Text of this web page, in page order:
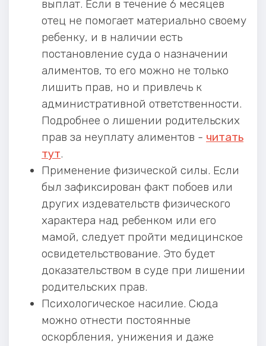
выплат. Если в течение 6 месяцев
отец не помогает материально своему
ребенку, и в наличии есть
постановление суда о назначении
алиментов, то его можно не только
лишить прав, но и привлечь к
административной ответственности.
Подробнее о лишении родительских
прав за неуплату алиментов - читать
тут.
Применение физической силы. Если
был зафиксирован факт побоев или
других издевательств физического
характера над ребенком или его
мамой, следует пройти медицинское
освидетельствование. Это будет
доказательством в суде при лишении
родительских прав.
Психологическое насилие. Сюда
можно отнести постоянные
оскорбления, унижения и даже